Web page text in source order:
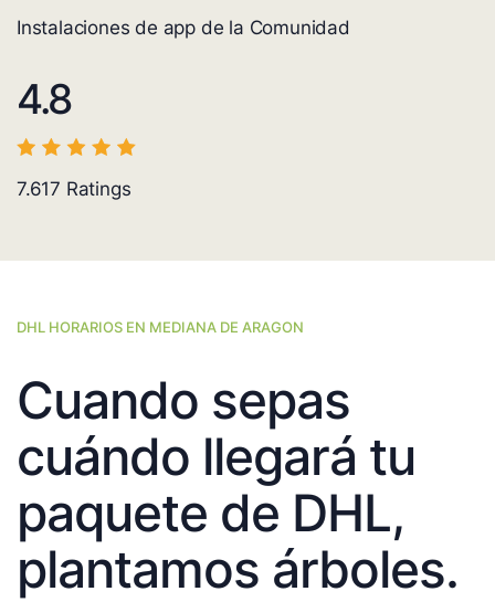
Instalaciones de app de la Comunidad
4.8
7.617 Ratings
DHL HORARIOS EN MEDIANA DE ARAGON
Cuando sepas
cuándo llegará tu
paquete de DHL,
plantamos árboles.